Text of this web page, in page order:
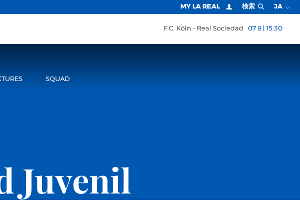
MY LA REAL 検索 JA
F.C. Köln Real Sociedad 07 8 | 15:30
SQUAD
Juvenil